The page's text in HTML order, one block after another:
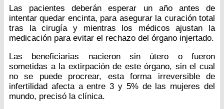
Las pacientes deberán esperar un año antes de
intentar quedar encinta, para asegurar la curación total
tras la cirugía y mientras los médicos ajustan la
medicación para evitar el rechazo del órgano injertado.
Las beneficiarias nacieron sin útero o fueron
sometidas a la extirpación de este órgano, sin el cual
no se puede procrear, esta forma irreversible de
infertilidad afecta a entre 3 y 5% de las mujeres del
mundo, precisó la clínica.